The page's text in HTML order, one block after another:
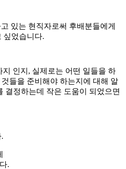
있는 현직자로써 후배분들에게
싶었습니다.
인지, 실제로는 어떤 일들을 하
들을 준비해야 하는지에 대해 알
결정하는데 작은 도움이 되었으면
.